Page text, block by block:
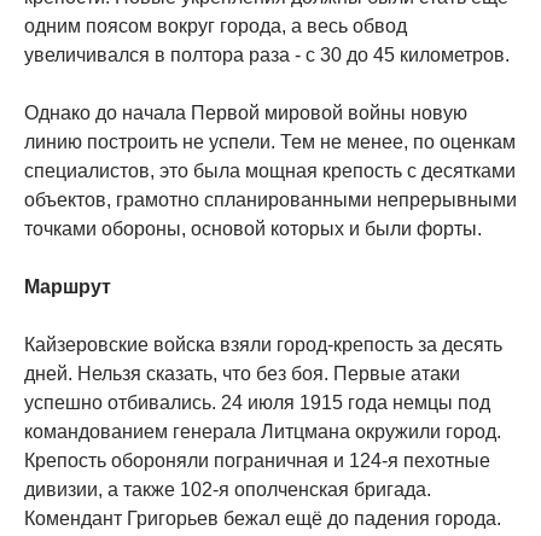
одним поясом вокруг города, а весь обвод
увеличивался в полтора раза - с 30 до 45 километров.
Однако до начала Первой мировой войны новую
линию построить не успели. Тем не менее, по оценкам
специалистов, это была мощная крепость с десятками
объектов, грамотно спланированными непрерывными
точками обороны, основой которых и были форты.
Маршрут
Кайзеровские войска взяли город-крепость за десять
дней. Нельзя сказать, что без боя. Первые атаки
успешно отбивались. 24 июля 1915 года немцы под
командованием генерала Литцмана окружили город.
Крепость обороняли пограничная и 124-я пехотные
дивизии, а также 102-я ополченская бригада.
Комендант Григорьев бежал ещё до падения города.